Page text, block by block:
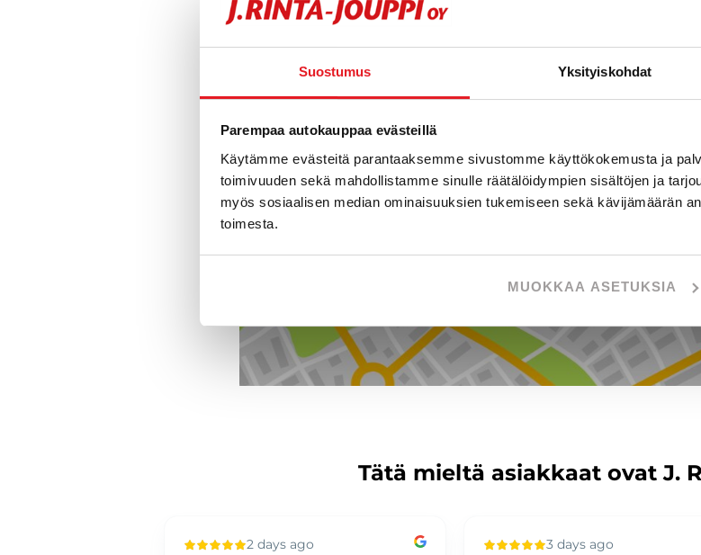
Suostumus Yksityiskohdat
Parempaa autokauppaa evästeillä
Käytämme evästeitä parantaaksemme sivustomme käyttökokemusta ja
toimivuuden sekä mahdollistamme sinulle räätälöidympien sisältöjen ja
myös sosiaalisen median ominaisuuksien tukemiseen sekä kävijämäärän
toimesta.
MUOKKAA ASETUKSIA
Tekniset tiedot
Toimipiste
J. Rinta-Jouppi Oy, Sorastajantie 4, JYVÄSKYLÄ
NÄYTÄ KARTTA
Tätä mieltä asiakkaat ovat J.
2 days ago
3 days ago